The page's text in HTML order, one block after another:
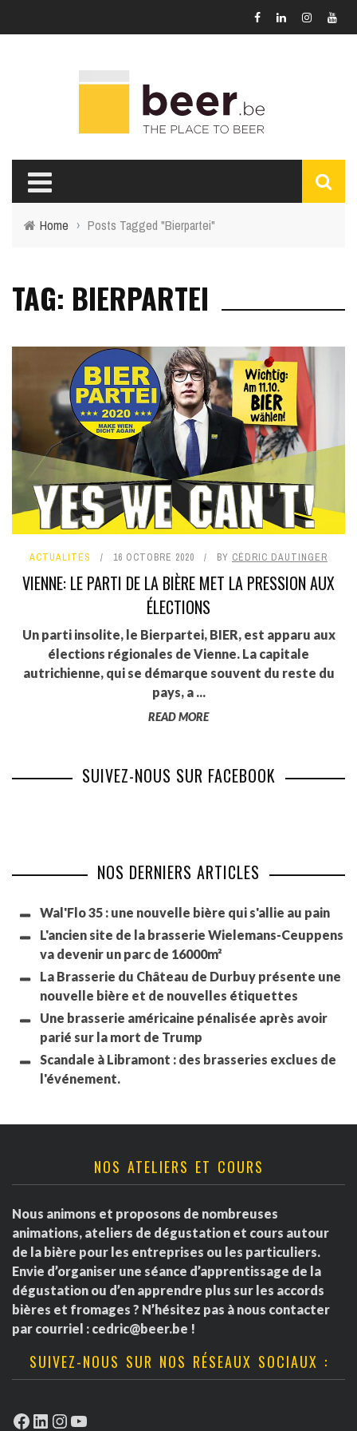
Home › Posts Tagged "Bierpartei"
TAG: BIERPARTEI
ACTUALITÉS 16 OCTOBRE 2020 BY CÉDRIC DAUTINGER
VIENNE: LE PARTI DE LA BIÈRE MET LA PRESSION AUX
ÉLECTIONS
Un parti insolite, le Bierpartei, BIER, est apparu aux
élections régionales de Vienne. La capitale
autrichienne, qui se démarque souvent du reste du
pays, a ...
READ MORE
SUIVEZ-NOUS SUR FACEBOOK
NOS DERNIERS ARTICLES
Wal'Flo 35 : une nouvelle bière qui s'allie au pain
L'ancien site de la brasserie Wielemans-Ceuppens
va devenir un parc de 16000m²
La Brasserie du Château de Durbuy présente une
nouvelle bière et de nouvelles étiquettes
Une brasserie américaine pénalisée après avoir
parié sur la mort de Trump
Scandale à Libramont : des brasseries exclues de
l'événement.
NOS ATELIERS ET COURS
Nous animons et proposons de nombreuses
animations, ateliers de dégustation et cours autour
de la bière pour les entreprises ou les particuliers.
Envie d’organiser une séance d’apprentissage de la
dégustation ou d’en apprendre plus sur les accords
bières et fromages ? N’hésitez pas à nous contacter
par courriel : cedric@beer.be !
SUIVEZ-NOUS SUR NOS RÉSEAUX SOCIAUX :
Facebook
LinkedIn
Instagram
YouTube